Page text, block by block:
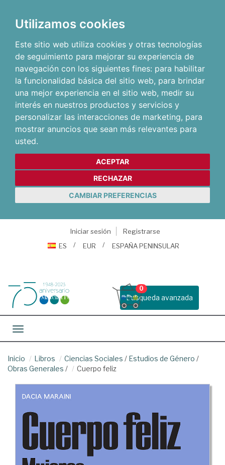
Utilizamos cookies
Este sitio web utiliza cookies y otras tecnologías
de seguimiento para mejorar su experiencia de
navegación con los siguientes fines: para habilitar
la funcionalidad básica del sitio web, para brindar
una mejor experiencia en el sitio web, medir su
interés en nuestros productos y servicios y
personalizar las interacciones de marketing, para
mostrar anuncios que sean más relevantes para
usted.
ACEPTAR
RECHAZAR
CAMBIAR PREFERENCIAS
Iniciar sesión
Registrarse
ES
EUR ESPAÑA PENINSULAR
Busqueda avanzada
0
Toggle navigation
Inicio Libros Ciencias Sociales / Estudios de Género /
Obras Generales / Cuerpo feliz